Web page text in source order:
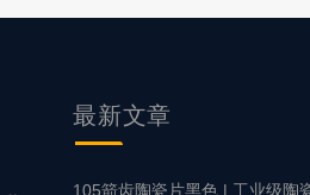
最新文章
105箭齿陶瓷片黑色 | 工业级陶